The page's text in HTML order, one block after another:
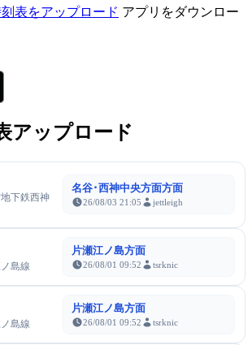
表をアップロード アプリをダウンロー
アップロード
下鉄西神
名谷･西神中央方面方面
26/08/03 21:05 jettleigh
島線
片瀬江ノ島方面
26/08/01 09:52 tsrknic
島線
片瀬江ノ島方面
26/08/01 09:52 tsrknic